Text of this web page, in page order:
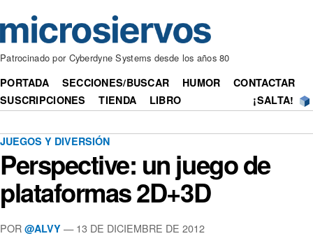
Patrocinado por Cyberdyne Systems desde los años 80
PORTADA SECCIONES/BUSCAR HUMOR
CONTACTAR
SUSCRIPCIONES
TIENDA LIBRO ¡SALTA!
JUEGOS Y DIVERSIÓN
Perspective: un juego de
plataformas 2D+3D
POR @ALVY — 13 DE DICIEMBRE DE 2012